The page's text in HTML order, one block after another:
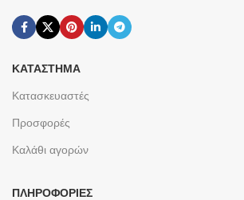
ΚΑΤΆΣΤΗΜΑ
Κατασκευαστές
Προσφορές
Καλάθι αγορών
ΠΛΗΡΟΦΟΡΊΕΣ